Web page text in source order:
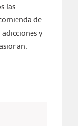
las
de
y